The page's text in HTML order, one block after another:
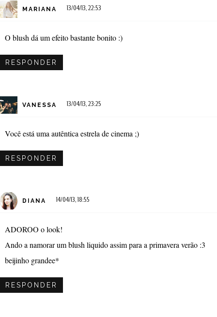
MARIANA 13/04/13, 22:53
O blush dá um efeito bastante bonito :)
RESPONDER
VANESSA 13/04/13, 23:25
Você está uma autêntica estrela de cinema ;)
RESPONDER
DIANA 14/04/13, 18:55
ADOROO o look!
Ando a namorar um blush liquido assim para a primavera verão :3
beijinho grandee*
RESPONDER